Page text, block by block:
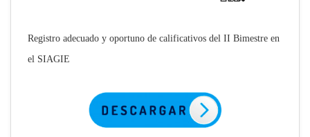
Registro adecuado y oportuno de calificativos del II Bimestre en
el SIAGIE